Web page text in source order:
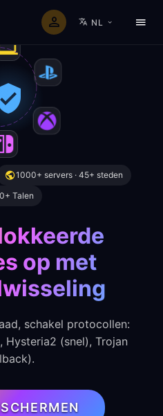
NL
1000+ servers · 45+ steden
Talen
op met
schakel protocollen:
Hysteria2 (snel), Trojan